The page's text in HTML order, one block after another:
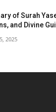
of Surah
and Divine
2025